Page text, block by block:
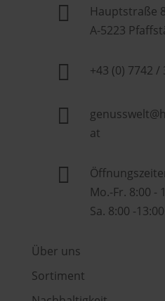

Hauptstraße
A-5223
 +43 (0) 7742 /

at

Mo.-Fr. 8:00 -
Sa. 8:00 -
Über uns
Sortiment